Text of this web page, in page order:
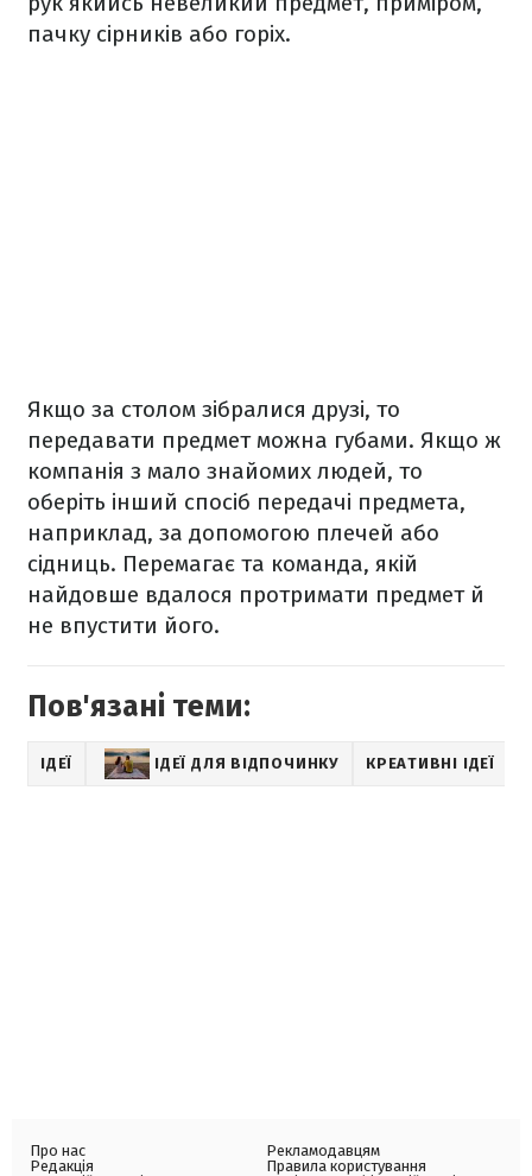
пачку сірників або горіх.
Якщо за столом зібралися друзі, то
передавати предмет можна губами. Якщо ж
компанія з мало знайомих людей, то
оберіть інший спосіб передачі предмета,
наприклад, за допомогою плечей або
сідниць. Перемагає та команда, якій
найдовше вдалося протримати предмет й
не впустити його.
Пов'язані теми:
ІДЕЇ ІДЕЇ ДЛЯ ВІДПОЧИНКУ КРЕАТИВНІ ІДЕЇ
Про нас
Редакція
Рекламодавцям
Правила користування